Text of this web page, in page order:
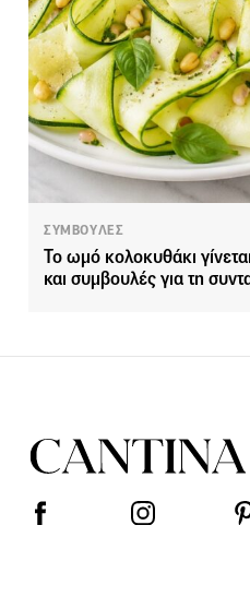
ΣΥΜΒΟΥΛΕΣ
Το ωμό κολοκυθάκι
και συμβουλές για τη